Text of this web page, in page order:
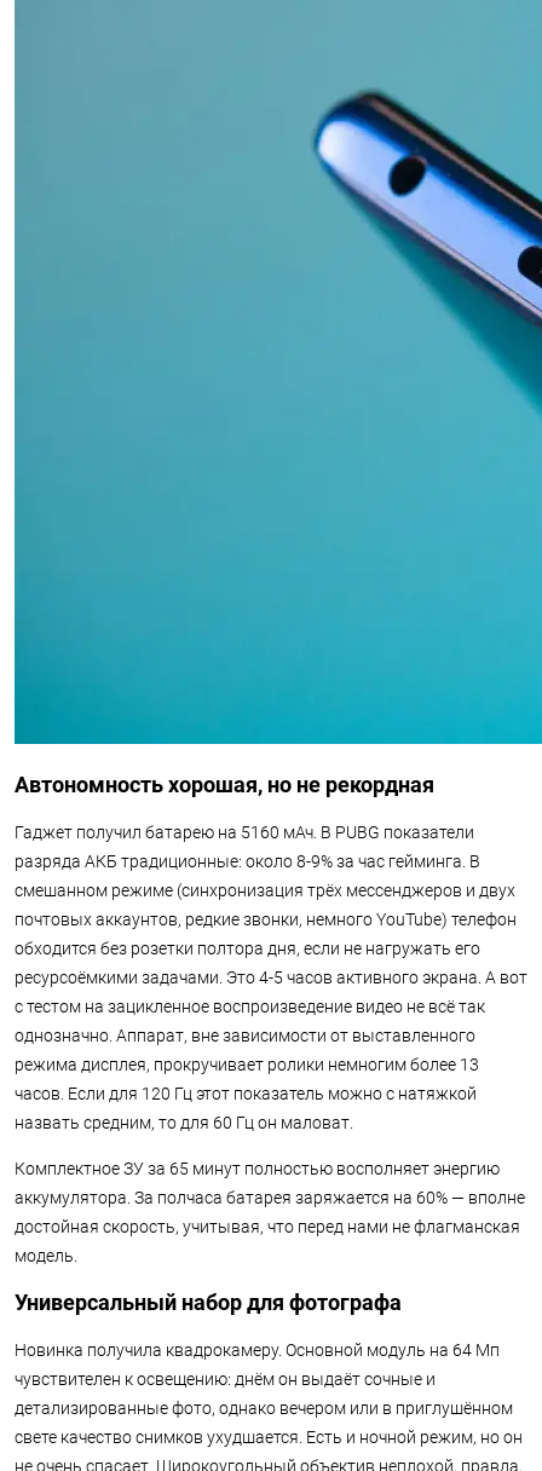
Автономность хорошая, но не рекордная
Гаджет получил батарею на 5160 мАч. В PUBG показатели
разряда АКБ традиционные: около 8-9% за час гейминга. В
смешанном режиме (синхронизация трёх мессенджеров и двух
почтовых аккаунтов, редкие звонки, немного YouTube) телефон
обходится без розетки полтора дня, если не нагружать его
ресурсоёмкими задачами. Это 4-5 часов активного экрана. А вот
с тестом на зацикленное воспроизведение видео не всё так
однозначно. Аппарат, вне зависимости от выставленного
режима дисплея, прокручивает ролики немногим более 13
часов. Если для 120 Гц этот показатель можно с натяжкой
назвать средним, то для 60 Гц он маловат.
Комплектное ЗУ за 65 минут полностью восполняет энергию
аккумулятора. За полчаса батарея заряжается на 60% — вполне
достойная скорость, учитывая, что перед нами не флагманская
модель.
Универсальный набор для фотографа
Новинка получила квадрокамеру. Основной модуль на 64 Мп
чувствителен к освещению: днём он выдаёт сочные и
детализированные фото, однако вечером или в приглушённом
свете качество снимков ухудшается. Есть и ночной режим, но он
не очень спасает. Широкоугольный объектив неплохой, правда,